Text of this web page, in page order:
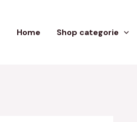
Home Shop categorie